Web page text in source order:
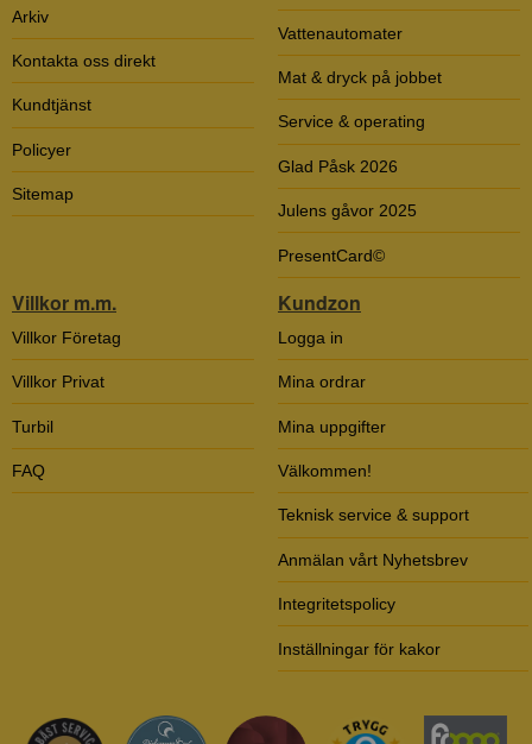
Arkiv
Kontakta oss direkt
Kundtjänst
Policyer
Sitemap
Vattenautomater
Mat & dryck på jobbet
Service & operating
Glad Påsk 2026
Julens gåvor 2025
PresentCard©
Villkor m.m.
Villkor Företag
Villkor Privat
Turbil
FAQ
Kundzon
Logga in
Mina ordrar
Mina uppgifter
Välkommen!
Teknisk service & support
Anmälan vårt Nyhetsbrev
Integritetspolicy
Inställningar för kakor